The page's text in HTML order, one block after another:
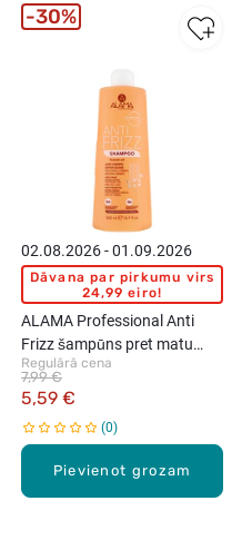
Pievienot grozam
02.08.2026 - 01.09.2026
Dāvana par pirkumu virs
24,99 eiro!
ALAMA Professional Anti
Frizz šampūns pret matu
pūkošanos, 500ml
Regulārā cena
5,59 €
7,99 €
0
30%